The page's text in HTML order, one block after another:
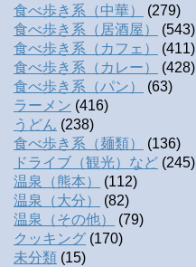
食べ歩き系（中華）
(279)
食べ歩き系（居酒屋）
(543)
食べ歩き系（カフェ）
(411)
食べ歩き系（カレー）
(428)
食べ歩き系（パン）
(63)
ラーメン (416)
うどん (238)
食べ歩き系（麺類）
(136)
ドライブ（観光）など (245)
温泉（熊本）
(112)
温泉（大分）
(82)
温泉（その他）
(79)
クッキング (170)
未分類 (15)